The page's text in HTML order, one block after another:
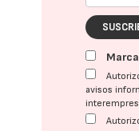
avisos